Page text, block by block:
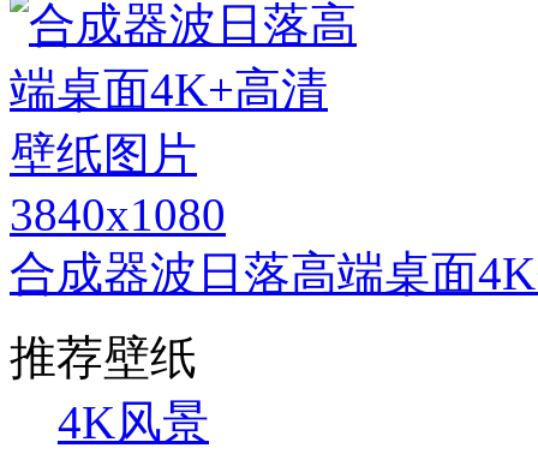
3840x1080
合成器波日落高端桌面
推荐壁纸
4K风景